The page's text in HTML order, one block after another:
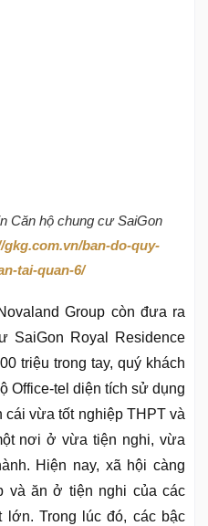
Căn hộ chung cư SaiGon
gkg.com.vn/ban-do-quy-
tai-quan-6/
Group còn đưa ra
SaiGon Royal Residence
triệu trong tay, quý khách
Office-tel diện tích sử dụng
vừa tốt nghiệp THPT và
nơi ở vừa tiện nghi, vừa
Hiện nay, xã hội càng
và ăn ở tiện nghi của các
lớn. Trong lúc đó, các bậc